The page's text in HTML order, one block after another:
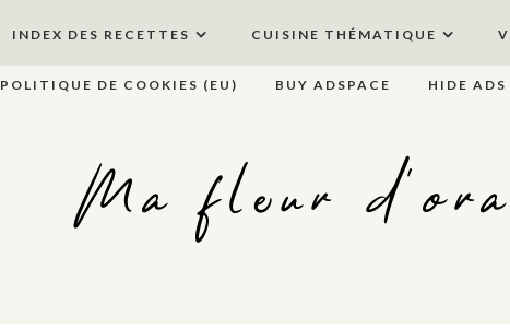
INDEX DES RECETTES CUISINE THÉMATIQUE
POLITIQUE DE COOKIES (EU) BUY ADSPACE HIDE ADS
Ma fleur